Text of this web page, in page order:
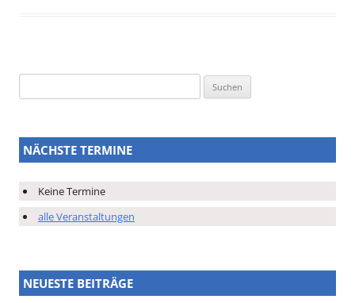
nach:
NÄCHSTE TERMINE
Keine Termine
alle Veranstaltungen
NEUESTE BEITRÄGE